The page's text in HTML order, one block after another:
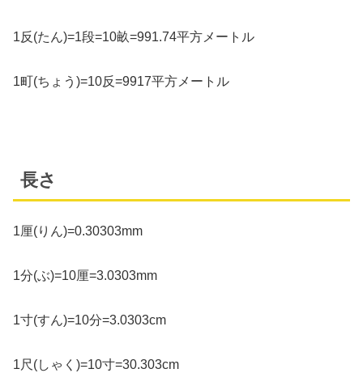
1反(たん)=1段=10畝=991.74平方メートル
1町(ちょう)=10反=9917平方メートル
長さ
1厘(りん)=0.30303mm
1分(ぶ)=10厘=3.0303mm
1寸(すん)=10分=3.0303cm
1尺(しゃく)=10寸=30.303cm